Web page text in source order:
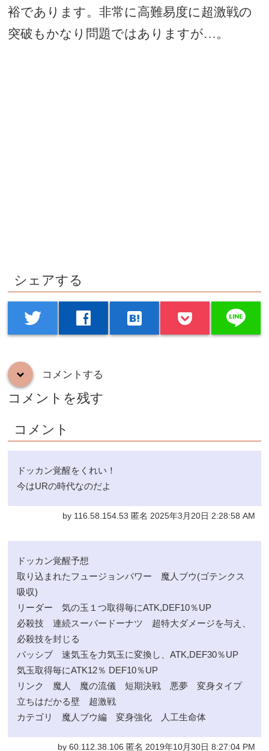
裕であります。非常に高難易度に超激戦の
突破もかなり問題ではありますが…。
シェアする
twitter facebook hatenabookmark line
down コメントする
コメントを残す
コメント
ドッカン覚醒をくれい！
今はURの時代なのだよ
by 116.58.154.53 匿名 2025年3月20日 2:28:58 AM
ドッカン覚醒予想
取り込まれたフュージョンパワー 魔人ブウ(ゴテンクス
吸収)
リーダー 気の玉１つ取得毎にATK,DEF10％UP
必殺技 連続スーパードーナツ 超特大ダメージを与え、
必殺技を封じる
パッシブ 速気玉を力気玉に変換し、ATK,DEF30％UP
気玉取得毎にATK12％ DEF10％UP
リンク 魔人 魔の流儀 短期決戦 悪夢 変身タイプ
立ちはだかる壁 超激戦
カテゴリ 魔人ブウ編 変身強化 人工生命体
by 60.112.38.106 匿名 2019年10月30日 8:27:04 PM